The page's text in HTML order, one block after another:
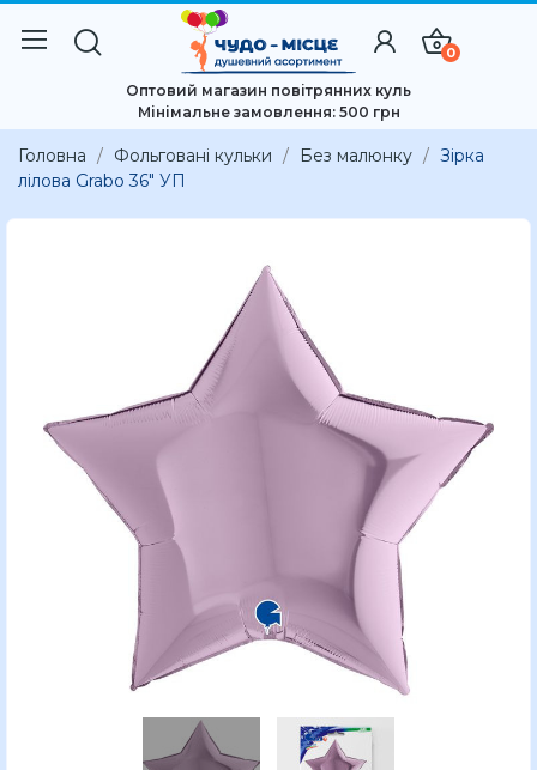
0
Оптовий магазин повітрянних куль
Мінімальне замовлення: 500 грн
Головна Фольговані кульки Без малюнку
Зірка
лілова Grabo 36″ УП